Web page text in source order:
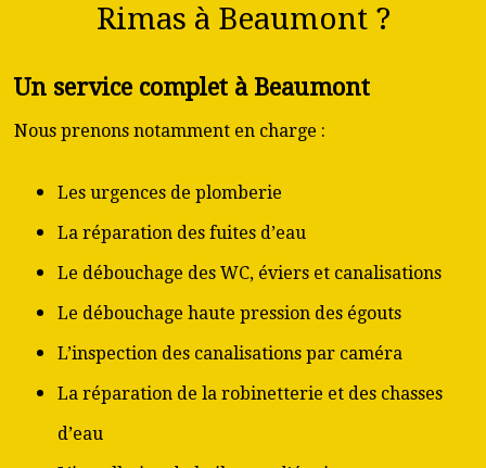
Rimas à Beaumont ?
Un service complet à Beaumont
Nous prenons notamment en charge :
Les urgences de plomberie
La réparation des fuites d’eau
Le débouchage des WC, éviers et canalisations
Le débouchage haute pression des égouts
L’inspection des canalisations par caméra
La réparation de la robinetterie et des chasses
d’eau